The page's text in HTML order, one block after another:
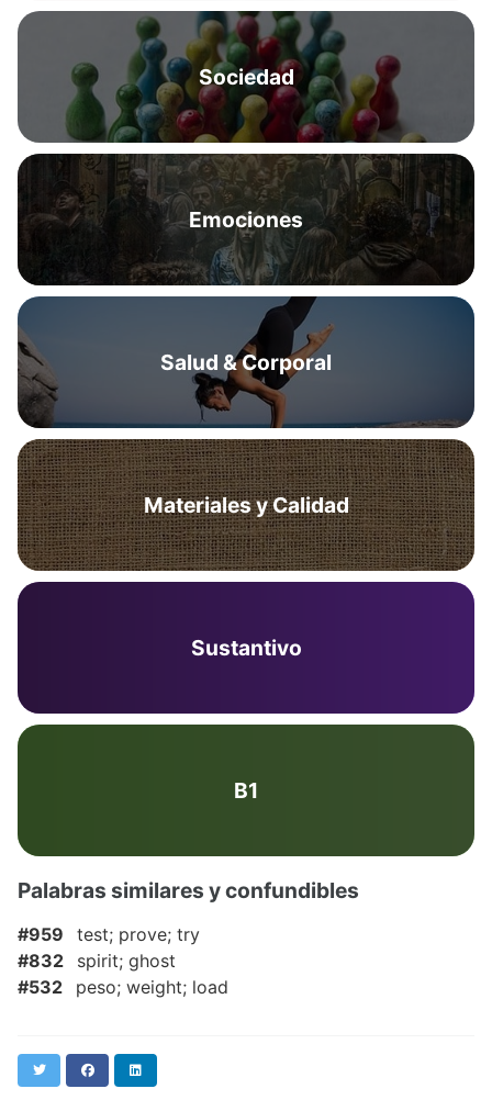
Sociedad
Emociones
Salud & Corporal
Materiales y Calidad
Sustantivo
B1
Palabras similares y confundibles
#959
test; prove; try
#832
spirit; ghost
#532
peso; weight; load
Twitter Facebook